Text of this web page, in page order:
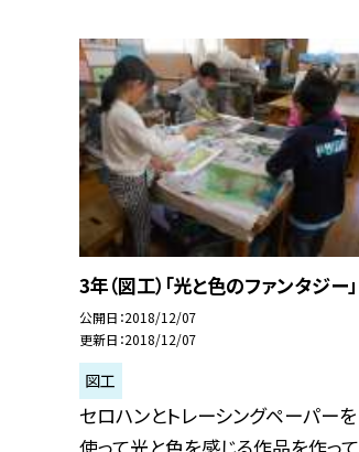
3年（図工）「光と色のファンタジー」
公開日 2018/12/07
更新日 2018/12/07
図工
セロハンとトレーシングペーパーを